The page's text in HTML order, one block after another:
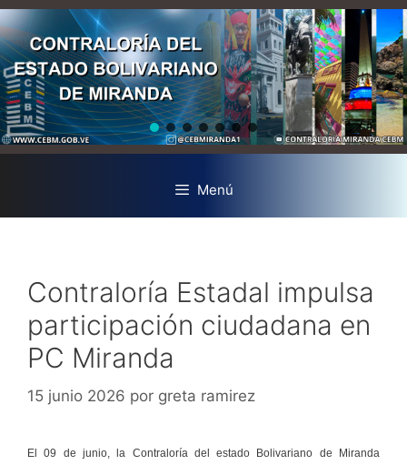
Menú
Contraloría Estadal impulsa
participación ciudadana en
PC Miranda
15 junio 2026 por greta ramirez
El 09 de junio, la Contraloría del estado Bolivariano de Miranda